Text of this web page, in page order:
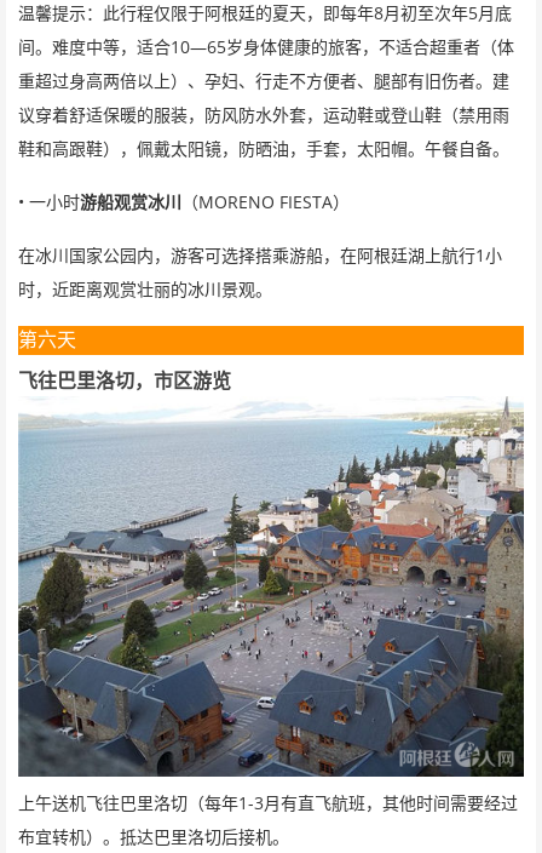
温馨提示：此行程仅限于阿根廷的夏天，即每年8月初至次年5月底
间。难度中等，适合10—65岁身体健康的旅客，不适合超重者（体
重超过身高两倍以上）、孕妇、行走不方便者、腿部有旧伤者。建
议穿着舒适保暖的服装，防风防水外套，运动鞋或登山鞋（禁用雨
鞋和高跟鞋），佩戴太阳镜，防晒油，手套，太阳帽。午餐自备。
• 一小时游船观赏冰川 （MORENO FIESTA）
在冰川国家公园内，游客可选择搭乘游船，在阿根廷湖上航行1 小
时，近距离观赏壮丽的冰川景观。
第六天
飞往巴里洛切，市区游览
上午送机飞往巴里洛切（每年1-3月有直飞航班，其他时间需要经过
布宜转机）。抵达巴里洛切后接机。